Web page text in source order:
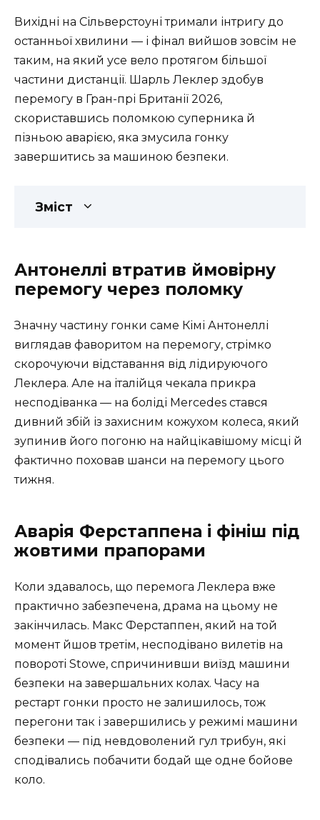
Вихідні на Сільверстоуні тримали інтригу до
останньої хвилини — і фінал вийшов зовсім не
таким, на який усе вело протягом більшої
частини дистанції. Шарль Леклер здобув
перемогу в Гран-прі Британії 2026,
скориставшись поломкою суперника й
пізньою аварією, яка змусила гонку
завершитись за машиною безпеки.
Зміст
Антонеллі втратив ймовірну
перемогу через поломку
Значну частину гонки саме Кімі Антонеллі
виглядав фаворитом на перемогу, стрімко
скорочуючи відставання від лідируючого
Леклера. Але на італійця чекала прикра
несподіванка — на боліді Mercedes стався
дивний збій із захисним кожухом колеса, який
зупинив його погоню на найцікавішому місці й
фактично поховав шанси на перемогу цього
тижня.
Аварія Ферстаппена і фініш під
жовтими прапорами
Коли здавалось, що перемога Леклера вже
практично забезпечена, драма на цьому не
закінчилась. Макс Ферстаппен, який на той
момент йшов третім, несподівано вилетів на
повороті Stowe, спричинивши виїзд машини
безпеки на завершальних колах. Часу на
рестарт гонки просто не залишилось, тож
перегони так і завершились у режимі машини
безпеки — під невдоволений гул трибун, які
сподівались побачити бодай ще одне бойове
коло.